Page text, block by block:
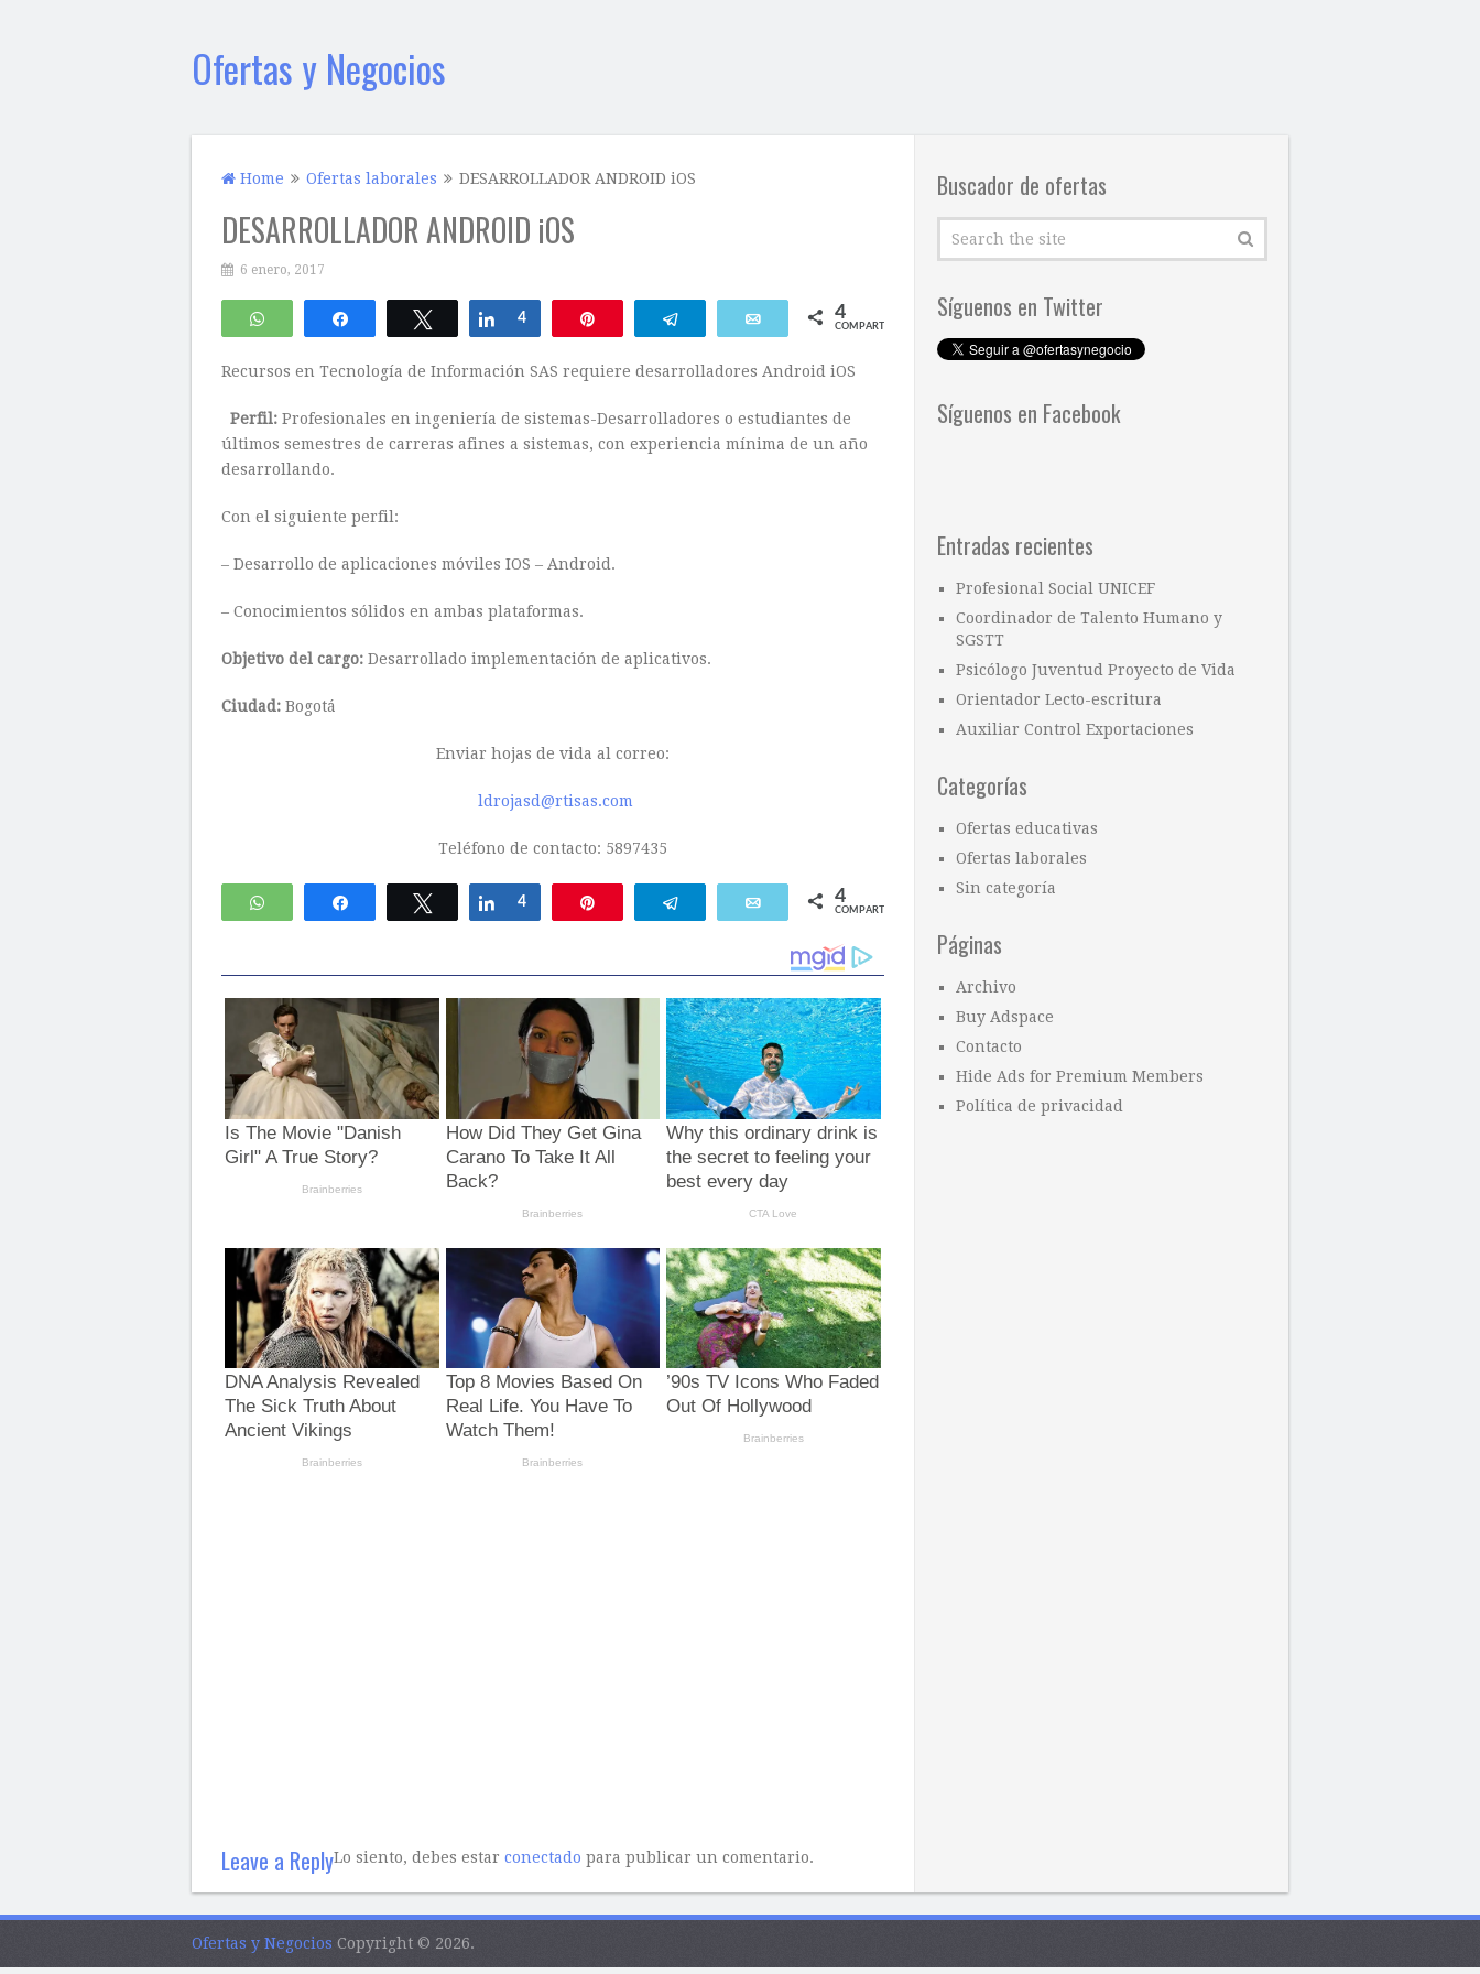
Ofertas y Negocios
Home Ofertas laborales DESARROLLADOR ANDROID iOS
DESARROLLADOR ANDROID iOS
6 enero, 2017
WhatsApp Compartir Twittear Compartir
4 Telegram Email 4
COMPARTIR
Recursos en Tecnología de Información SAS requiere desarrolladores Android iOS
Perfil: Profesionales en ingeniería de sistemas-Desarrolladores o estudiantes de
últimos semestres de carreras afines a sistemas, con experiencia mínima de un año
desarrollando.
Con el siguiente perfil:
– Desarrollo de aplicaciones móviles IOS – Android.
– Conocimientos sólidos en ambas plataformas.
Objetivo del cargo: Desarrollado implementación de aplicativos.
Ciudad: Bogotá
Enviar hojas de vida al correo:
ldrojasd@rtisas.com
Teléfono de contacto: 5897435
WhatsApp Compartir Twittear Compartir
4 Telegram Email 4
COMPARTIR
Leave a ReplyLo siento, debes estar conectado para publicar un comentario.
Buscador de ofertas
Síguenos en Twitter
Síguenos en Facebook
Entradas recientes
Profesional Social UNICEF
Coordinador de Talento Humano y
SGSTT
Psicólogo Juventud Proyecto de Vida
Orientador Lecto-escritura
Auxiliar Control Exportaciones
Categorías
Ofertas educativas
Ofertas laborales
Sin categoría
Páginas
Archivo
Buy Adspace
Contacto
Hide Ads for Premium Members
Política de privacidad
Ofertas y Negocios Copyright © 2026.